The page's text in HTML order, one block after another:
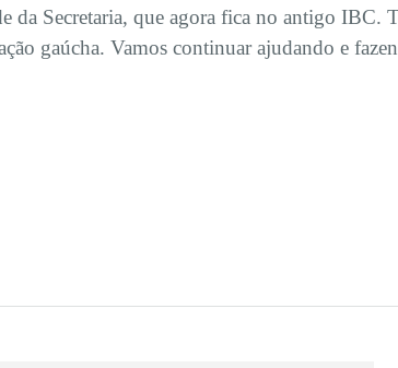
da Secretaria, que agora fica no antigo
gaúcha. Vamos continuar ajudando e